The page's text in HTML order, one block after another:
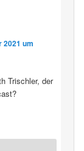
2021 um
Trischler, der